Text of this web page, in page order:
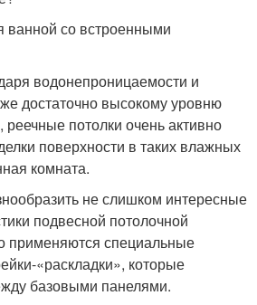
ванной со встроенными
водонепроницаемости и
достаточно высокому уровню
реечные потолки очень активно
поверхности в таких влажных
комната.
не слишком интересные
подвесной потолочной
применяются специальные
«раскладки», которые
базовыми панелями.